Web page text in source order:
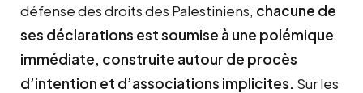
défense des droits des Palestiniens, chacune de
ses déclarations est soumise à une polémique
immédiate, construite autour de procès
d’intention et d’associations implicites. Sur les